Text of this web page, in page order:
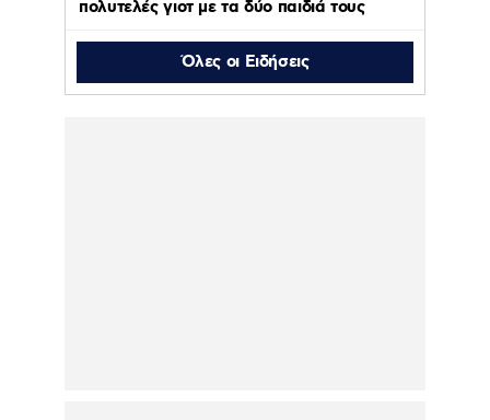
πολυτελές γιοτ με τα δύο παιδιά τους
Όλες οι Ειδήσεις